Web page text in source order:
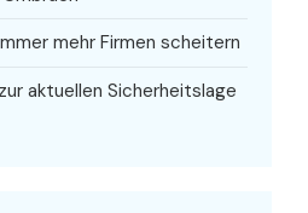
mehr Firmen scheitern
aktuellen Sicherheitslage